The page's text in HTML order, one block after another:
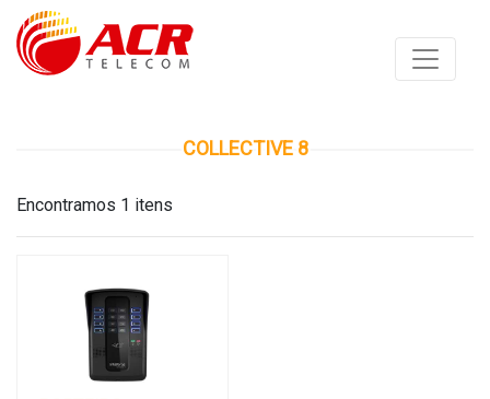
COLLECTIVE 8
Encontramos 1 itens